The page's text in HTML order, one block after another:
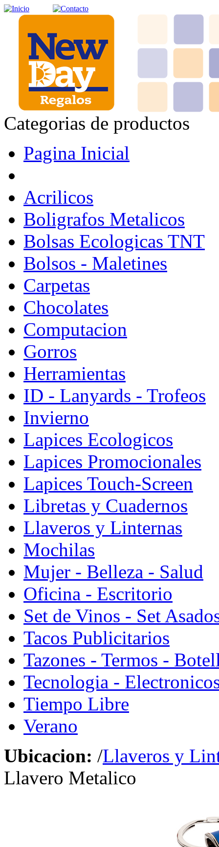
Categorias de productos
Pagina Inicial
Acrilicos
Boligrafos Metalicos
Bolsas Ecologicas TNT
Bolsos - Maletines
Carpetas
Chocolates
Computacion
Gorros
Herramientas
ID - Lanyards - Trofeos
Invierno
Lapices Ecologicos
Lapices Promocionales
Lapices Touch-Screen
Libretas y Cuadernos
Llaveros y Linternas
Mochilas
Mujer - Belleza - Salud
Oficina - Escritorio
Set de Vinos - Set
Tacos Publicitarios
Tazones - Termos -
Tecnologia -
Tiempo Libre
Verano
Ubicacion: /Llaveros y
Llavero Metalico